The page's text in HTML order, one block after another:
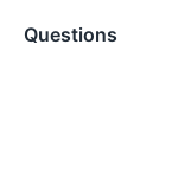
Questions